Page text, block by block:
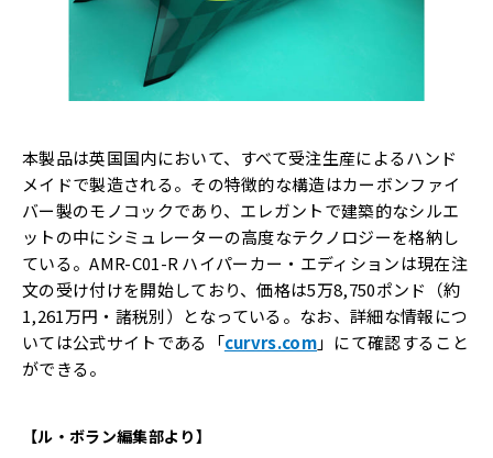
本製品は英国国内において、すべて受注生産によるハンド
メイドで製造される。その特徴的な構造はカーボンファイ
バー製のモノコックであり、エレガントで建築的なシルエ
ットの中にシミュレーターの高度なテクノロジーを格納し
ている。AMR-C01-R ハイパーカー・エディションは現在注
文の受け付けを開始しており、価格は5万8,750ポンド（約
1,261万円・諸税別）となっている。なお、詳細な情報につ
いては公式サイトである「curvrs.com」にて確認すること
ができる。
【ル・ボラン編集部より】